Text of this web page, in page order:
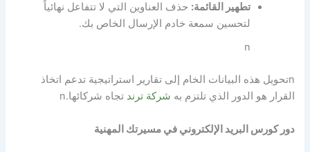
تطهير القائمة: حذف العناوين التي لا تتفاعل نهائياً
لتحسين سمعة خادم الإرسال الخاص بك.
n
nتحويل هذه البيانات الخام إلى تقارير استراتيجية تدعم اتخاذ
القرار هو الدور الذي تلتزم به شركة ترند تجاه شركائها.n
دور كورس البريد الإلكتروني في مسيرتك المهنية